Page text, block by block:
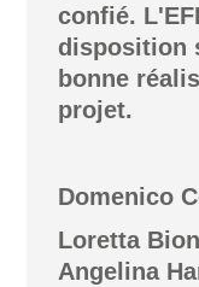
confié.
disposition
bonne
projet.
Domenico
Loretta
Angelina